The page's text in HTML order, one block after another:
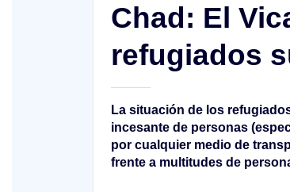
Chad: El
refugiados
La situación de los
incesante de personas
por cualquier medio de
frente a multitudes de
XVIII Domingo ordinario.